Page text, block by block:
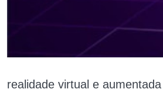
realidade virtual e